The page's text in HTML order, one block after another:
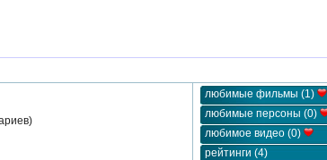
любимые фильмы (1)
любимые персоны (0)
любимое видео (0)
рейтинги (4)